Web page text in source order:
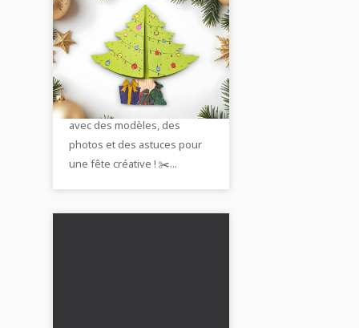
Fabriquer une carte de
Noël en forme de
sapin : une idée
créative pour les
enfants
Fabrique une carte de Noël
avec un sapin de Noël avec
ton enfant 🎄. Guide simple
avec des modèles, des
photos et des astuces pour
une fête créative ! ✂️...